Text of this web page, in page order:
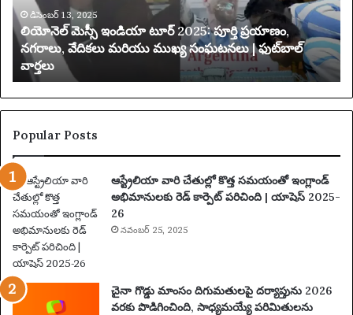
ఇం
డి
యా
టూ
ర్
2
0
2
:
పూ
ర్తి
ప్ర
యా
ణం
,
న
గ
డిసెంబర్ 13, 2025
లియోనెల్ మెస్సీ ఇండియా టూర్ 2025: పూర్తి ప్రయాణం,
నగరాలు, వేదికలు మరియు ముఖ్య సంఘటనలు | ఫుట్‌బాల్
వార్తలు
ది
Popular Posts
ఆస్ట్రేలియా వారి చేతుల్లో కొత్త సమయంతో ఇంగ్లాండ్
అభిమానులకు రెడ్ కార్పెట్ పరిచింది | యాషెస్ 2025-
26
నవంబర్ 25, 2025
చైనా గొడ్డు మాంసం దిగుమతులపై దర్యాప్తును 2026
వరకు పొడిగించింది, సాధ్యమయ్యే పరిమితులను